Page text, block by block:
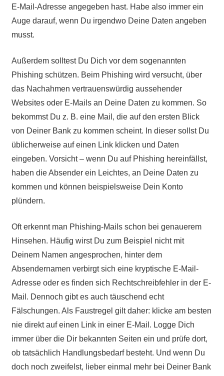
E-Mail-Adresse angegeben hast. Habe also immer ein
Auge darauf, wenn Du irgendwo Deine Daten angeben
musst.
Außerdem solltest Du Dich vor dem sogenannten
Phishing schützen. Beim Phishing wird versucht, über
das Nachahmen vertrauenswürdig aussehender
Websites oder E-Mails an Deine Daten zu kommen. So
bekommst Du z. B. eine Mail, die auf den ersten Blick
von Deiner Bank zu kommen scheint. In dieser sollst Du
üblicherweise auf einen Link klicken und Daten
eingeben. Vorsicht – wenn Du auf Phishing hereinfällst,
haben die Absender ein Leichtes, an Deine Daten zu
kommen und können beispielsweise Dein Konto
plündern.
Oft erkennt man Phishing-Mails schon bei genauerem
Hinsehen. Häufig wirst Du zum Beispiel nicht mit
Deinem Namen angesprochen, hinter dem
Absendernamen verbirgt sich eine kryptische E-Mail-
Adresse oder es finden sich Rechtschreibfehler in der E-
Mail. Dennoch gibt es auch täuschend echt
Fälschungen. Als Faustregel gilt daher: klicke am besten
nie direkt auf einen Link in einer E-Mail. Logge Dich
immer über die Dir bekannten Seiten ein und prüfe dort,
ob tatsächlich Handlungsbedarf besteht. Und wenn Du
doch noch zweifelst, lieber einmal mehr bei Deiner Bank